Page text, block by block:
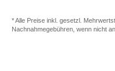
* Alle Preise inkl. gesetzl.
Nachnahmegebühren, wenn nicht